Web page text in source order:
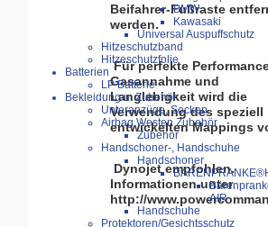
BMW
Kawasaki
Universal Auspuffschutz
Hitzeschutzband
Hitzeschutzfolie
Batterien
LP Batterie
Bekleidung u. Zubehör
Unteranzüge, Socken
Airbag Westen Zubehör
Zubehör
Handschoner-, Handschuhe
Handschoner
AIR
Handschuhe
Protektoren/Gesichtsschutz
Beifahrer-Fußraste
werden.
Für perfekte
Gasannahme und
Langlebigkeit wird die
Verwendung des speziell
entwickelten Mappings
Dynojet empfohlen.
Informationen unter
http://